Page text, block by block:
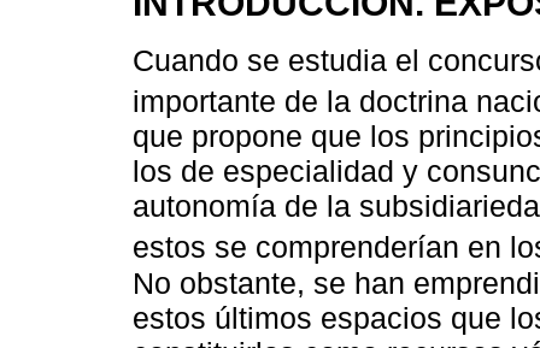
Cuando se estudia el
importante de la doctrina
que propone que los
los de especialidad y
autonomía de la
estos se comprenderían en
No obstante, se han
estos últimos espacios que